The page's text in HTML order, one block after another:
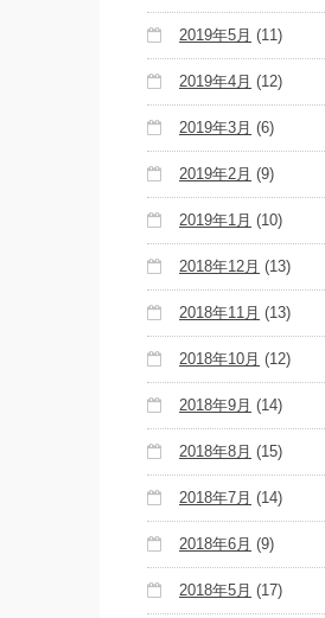
2019年5月 (11)
2019年4月 (12)
2019年3月 (6)
2019年2月 (9)
2019年1月 (10)
2018年12月 (13)
2018年11月 (13)
2018年10月 (12)
2018年9月 (14)
2018年8月 (15)
2018年7月 (14)
2018年6月 (9)
2018年5月 (17)